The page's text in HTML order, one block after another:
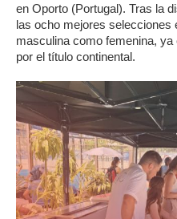
en Oporto (Portugal). Tras la
las ocho mejores selecciones
masculina como femenina,
por el título continental.